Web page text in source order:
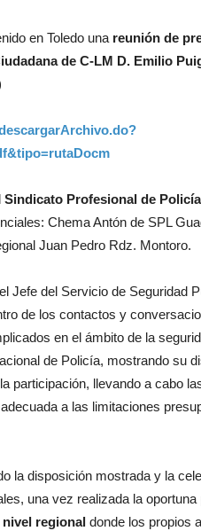
en Toledo una reunión de
de C-LM D. Emilio
Sindicato Profesional de
Chema Antón de SPL
Juan Pedro Rdz. Montoro.
Jefe del Servicio de Seguridad
de los contactos y
en el ámbito de la
de Policía, mostrando su
participación, llevando a cabo
a las limitaciones
la disposición mostrada y la
una vez realizada la
nivel regional donde los propios